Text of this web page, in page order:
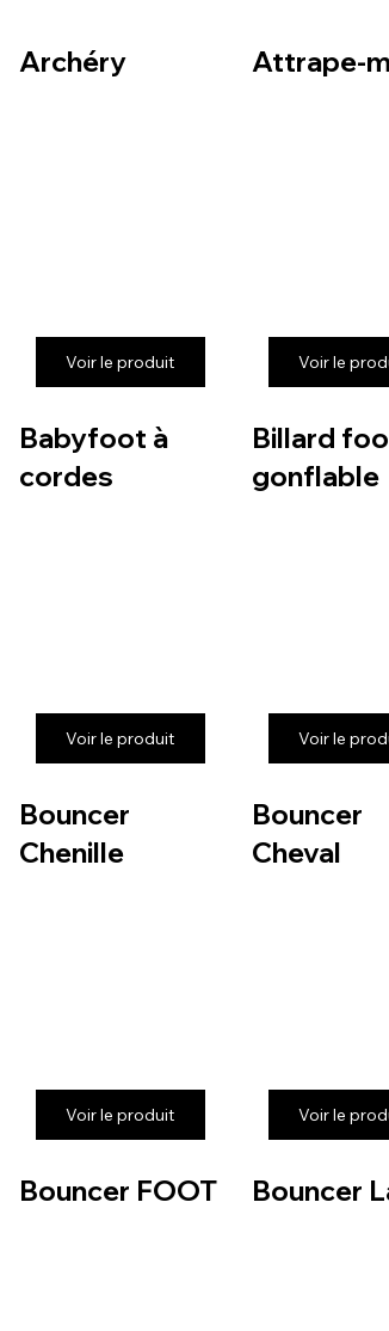
Archéry
Voir le produit
Attrape-
Voir le
Babyfoot à
cordes
Voir le produit
Billard
gonflable
Voir le
Bouncer
Chenille
Voir le produit
Bouncer
Cheval
Voir le
Bouncer FOOT Bouncer